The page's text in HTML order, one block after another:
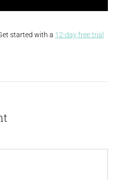
started with a 12-day free trial